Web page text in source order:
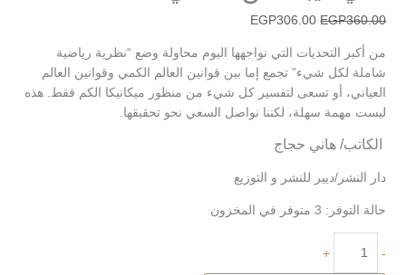
EGP360.00
EGP306.00
من أكبر التحديات التي نواجهها اليوم محاولة وضع “نظرية رياضية
شاملة لكل شيء” تجمع إما بين قوانين العالم الكمي وقوانين العالم
العياني، أو تسعى لتفسير كل شيء من منظور ميكانيكا الكم فقط. هذه
ليست مهمة سهلة، لكننا نواصل السعي نحو تحقيقها.
الكاتب/ هاني حجاج
دار النشر/ديير للنشر و التوزيع
حالة التوفر: 3 متوفر في المخزون
-
+